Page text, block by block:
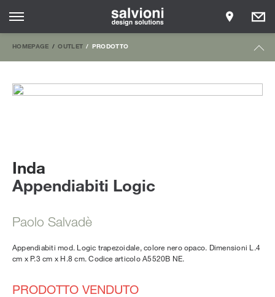
HOMEPAGE OUTLET PRODOTTO
Appendiabiti Logic
Inda
Paolo Salvadè
Appendiabiti mod. Logic trapezoidale, colore nero opaco. Dimensioni L.4
cm x P.3 cm x H.8 cm. Codice articolo A5520B NE.